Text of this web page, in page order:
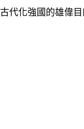
古代化強國的雄偉